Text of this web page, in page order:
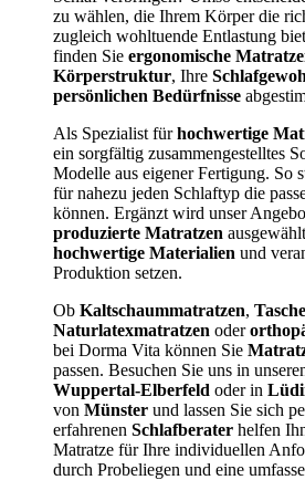
zu wählen, die Ihrem Körper die
zugleich wohltuende Entlastung
finden Sie ergonomische
Körperstruktur, Ihre
persönlichen Bedürfnisse
Als Spezialist fürhochwertige
ein sorgfältig zusammengestelltes
Modelle aus eigener Fertigung. So
für nahezu jeden Schlaftyp die
können. Ergänzt wird unser
produzierte Matratzen
hochwertige Materialien und
Produktion setzen.
Ob Kaltschaummatratzen,
Naturlatexmatratzen oder
bei Dorma Vita können Sie
passen. Besuchen Sie uns in
Wuppertal-Elberfeld oder in
von Münster und lassen Sie sich
erfahrenen Schlafberater helfen
Matratze für Ihre individuellen
durch Probeliegen und eine